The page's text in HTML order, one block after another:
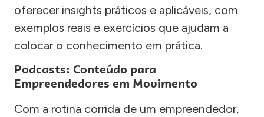
oferecer insights práticos e aplicáveis, com
exemplos reais e exercícios que ajudam a
colocar o conhecimento em prática.
Podcasts: Conteúdo para
Empreendedores em Movimento
Com a rotina corrida de um empreendedor,